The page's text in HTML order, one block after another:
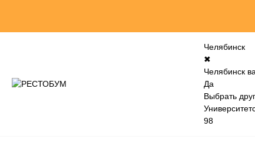
Челябинск
✖
Челябинск
Да
Выбрать
98